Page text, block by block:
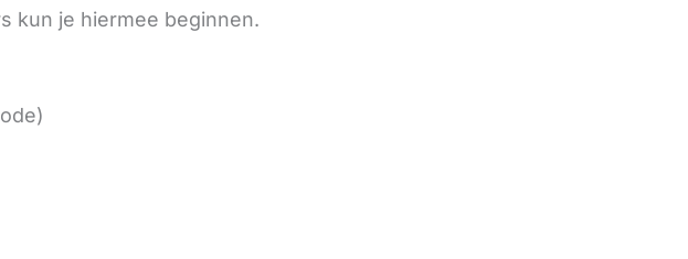
kun je hiermee beginnen.